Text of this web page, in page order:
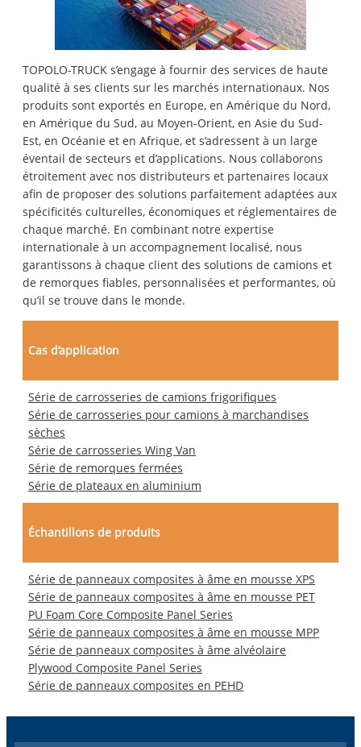
TOPOLO-TRUCK s’engage à fournir des services de haute
qualité à ses clients sur les marchés internationaux. Nos
produits sont exportés en Europe, en Amérique du Nord,
en Amérique du Sud, au Moyen-Orient, en Asie du Sud-
Est, en Océanie et en Afrique, et s’adressent à un large
éventail de secteurs et d’applications. Nous collaborons
étroitement avec nos distributeurs et partenaires locaux
afin de proposer des solutions parfaitement adaptées aux
spécificités culturelles, économiques et réglementaires de
chaque marché. En combinant notre expertise
internationale à un accompagnement localisé, nous
garantissons à chaque client des solutions de camions et
de remorques fiables, personnalisées et performantes, où
qu’il se trouve dans le monde.
Cas d’application
Série de carrosseries de camions frigorifiques
Série de carrosseries pour camions à marchandises
sèches
Série de carrosseries Wing Van
Série de remorques fermées
Série de plateaux en aluminium
Échantillons de produits
Série de panneaux composites à âme en mousse XPS
Série de panneaux composites à âme en mousse PET
PU Foam Core Composite Panel Series
Série de panneaux composites à âme en mousse MPP
Série de panneaux composites à âme alvéolaire
Plywood Composite Panel Series
Série de panneaux composites en PEHD